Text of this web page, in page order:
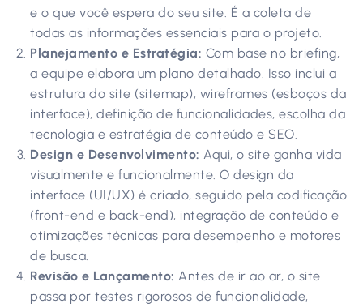
e o que você espera do seu site. É a coleta de
todas as informações essenciais para o projeto.
Planejamento e Estratégia: Com base no briefing,
a equipe elabora um plano detalhado. Isso inclui a
estrutura do site (sitemap), wireframes (esboços da
interface), definição de funcionalidades, escolha da
tecnologia e estratégia de conteúdo e SEO.
Design e Desenvolvimento: Aqui, o site ganha vida
visualmente e funcionalmente. O design da
interface (UI/UX) é criado, seguido pela codificação
(front-end e back-end), integração de conteúdo e
otimizações técnicas para desempenho e motores
de busca.
Revisão e Lançamento: Antes de ir ao ar, o site
passa por testes rigorosos de funcionalidade,